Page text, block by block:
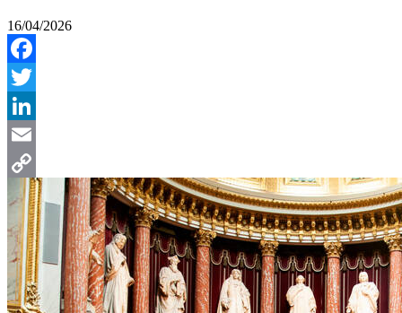
16/04/2026
Facebook
Twitter
LinkedIn
Email
Copy
Link